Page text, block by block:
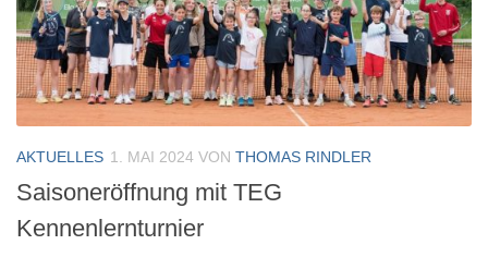
AKTUELLES 1. MAI 2024 VON THOMAS RINDLER
Saisoneröffnung mit TEG
Kennenlernturnier